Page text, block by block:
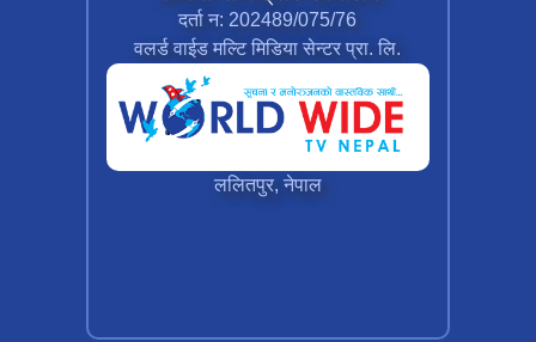
दर्ता न: 202489/075/76
वलर्ड वाईड मल्टि मिडिया सेन्टर प्रा. लि.
ललितपुर, नेपाल